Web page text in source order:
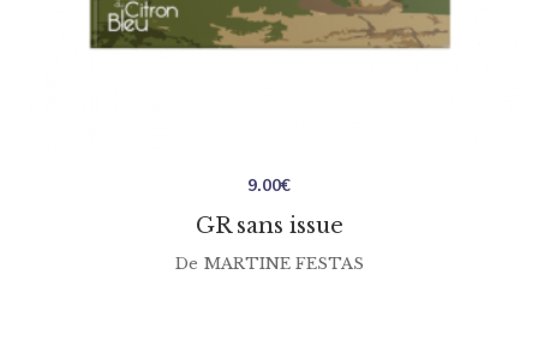
GR sans issue
9.00€
De MARTINE FESTAS